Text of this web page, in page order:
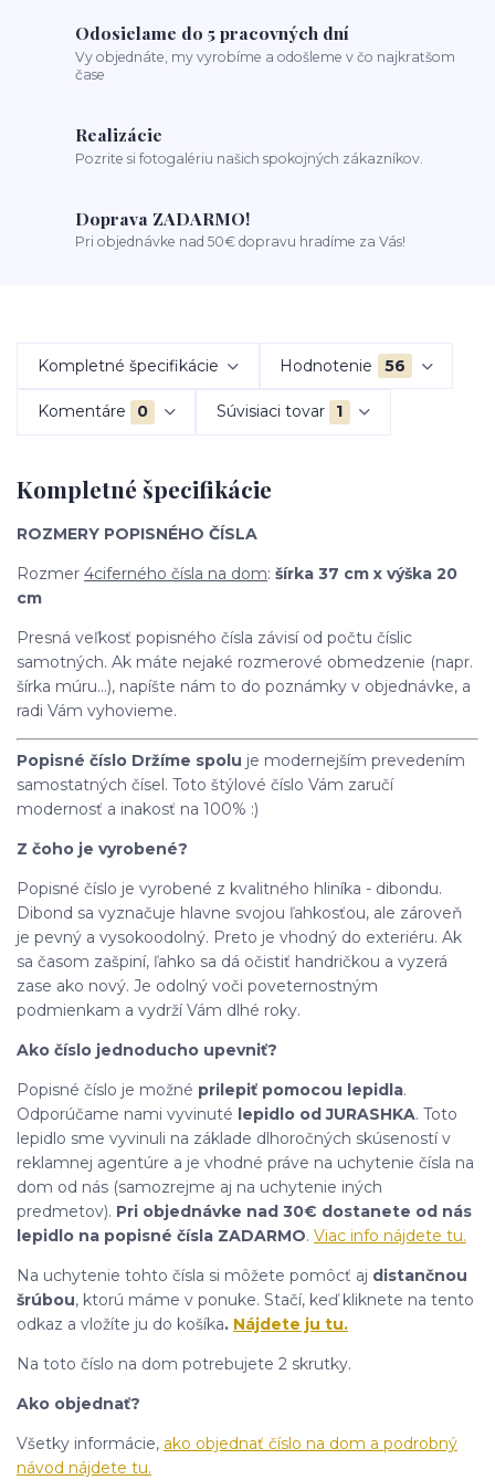
Odosielame do 5 pracovných dní
Vy objednáte, my vyrobíme a odošleme v čo najkratšom
čase
Realizácie
Pozrite si fotogalériu našich spokojných zákazníkov.
Doprava ZADARMO!
Pri objednávke nad 50€ dopravu hradíme za Vás!
Kompletné špecifikácie Hodnotenie 56
Komentáre 0 Súvisiaci tovar 1
Kompletné špecifikácie
ROZMERY POPISNÉHO ČÍSLA
Rozmer 4ciferného čísla na dom: šírka 37 cm x výška 20
cm
Presná veľkosť popisného čísla závisí od počtu číslic
samotných. Ak máte nejaké rozmerové obmedzenie (napr.
šírka múru...), napíšte nám to do poznámky v objednávke, a
radi Vám vyhovieme.
Popisné číslo Držíme spolu je modernejším prevedením
samostatných čísel. Toto štýlové číslo Vám zaručí
modernosť a inakosť na 100% :)
Z čoho je vyrobené?
Popisné číslo je vyrobené z kvalitného hliníka - dibondu.
Dibond sa vyznačuje hlavne svojou ľahkosťou, ale zároveň
je pevný a vysokoodolný. Preto je vhodný do exteriéru. Ak
sa časom zašpiní, ľahko sa dá očistiť handričkou a vyzerá
zase ako nový. Je odolný voči poveternostným
podmienkam a vydrží Vám dlhé roky.
Ako číslo jednoducho upevniť?
Popisné číslo je možné prilepiť pomocou lepidla.
Odporúčame nami vyvinuté lepidlo od JURASHKA. Toto
lepidlo sme vyvinuli na základe dlhoročných skúseností v
reklamnej agentúre a je vhodné práve na uchytenie čísla na
dom od nás (samozrejme aj na uchytenie iných
predmetov). Pri objednávke nad 30€ dostanete od nás
lepidlo na popisné čísla ZADARMO. Viac info nájdete tu.
Na uchytenie tohto čísla si môžete pomôcť aj distančnou
šrúbou, ktorú máme v ponuke. Stačí, keď kliknete na tento
odkaz a vložíte ju do košíka. Nájdete ju tu.
Na toto číslo na dom potrebujete 2 skrutky.
Ako objednať?
Všetky informácie, ako objednať číslo na dom a podrobný
návod nájdete tu.